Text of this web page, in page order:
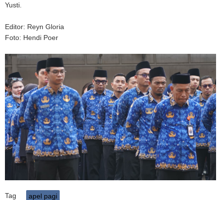
Yusti.
Editor: Reyn Gloria
Foto: Hendi Poer
Tag apel pagi